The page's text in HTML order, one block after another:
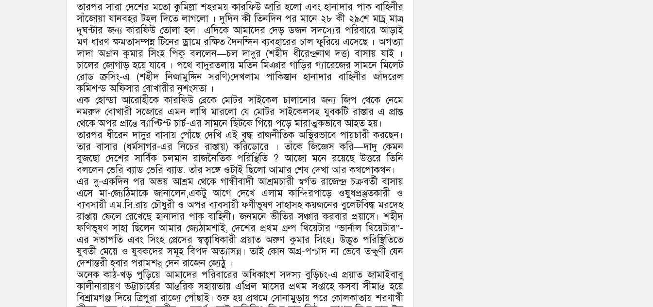
তারপর সারা দেশের মতো কুমিল্লা শহরময় কারফিউ জারি হলো এবং হানাদার পাক বাহিনীর
সাঁজোয়া যানবহর টহল দিতে লাগলো । দুদিন কী তিনদিন পর মানে ২৮ কী ২৯শে মাচ্র্ মাত্র
দুঘন্টার জন্য কারফিউ তোলা হল। এদিকে আমাদের দেড় ডজন সদস্যের পরিবারে আড়াই
মণ ধারণ ক্ষমতাসম্পন্ন টিনের ড্রামে রক্ষিত দৈনন্দিন ব্যবহারের চাল ফুরিয়ে এসেছে । অগত্যা
দাদা অম্লান কুমার সিংহ পিকু বললেন—চল দাদুর (শহীদ ধীরেন্দ্রনাথ দত্ত) বাসায় যাই ।
চালের জোগাড় হয়ে যাবে । পথে বাদুরতলায় মতিন মিঞার গাড়ির গ্যারেজের সামনে মিলেট
রোড ক্রসিং-এ (শহীদ নিজামুদ্দিন সরণি)দেখলাম পাকিস্তান হানাদার বাহিনীর জাঁদরেল
কমিশন্ড অফিসার বোখারীর নৃশংসতা ।
এক হোন্ডা আরোহীকে কারফিউ ব্রেকে মোটর সাইকেল চালানোর জন্য জিপ থেকে নেমে
নমরুদ বোখারী সজোরে এমন লাথি মারলো যে মোটর সাইকেলসহ যুবকটি রাস্তার এ প্রান্ত
থেকে অপর প্রান্তে ব্যাপ্টিস্ট চার্চ-এর সামনে ছিটকে গিয়ে পড়ে মারাত্মকভাবে আহত হয়।
তারপর ধীরেন দাদুর বাসায় পোঁছে দেখি এই বৃদ্ধ রাজনীতিক অস্থিরভাবে পায়চারী করছেন।
তার বাসার (ধর্মসাগর-এর নিচের রাস্তায়) করিডোরে । তাঁকে জিজ্ঞেস করি—দাদু কেমন
বুজছো দেশের সার্বিক চলমান রাজনৈতিক পরিস্থিতি ? আজো মনে রয়েছে উত্তরে তিনি
বললেন ভেরি ব্যাড ভেরি ব্যাড. তাঁর সঙ্গে ওটাই ছিলো আমার শেষ দেখা আর কথপোকথন।
এর দু-একদিন পর অভয় আশ্রম থেকে গান্ধীবাদী আশ্রমচারী স্বর্গত রাজেন্দ্র চক্রবর্তী বাসায়
এসে মা-জ্যেঠিমাকে জানালেন,একটু আগে দেখে এলাম কান্দিরপাড়ে ওষুধপ্রস্তুতকারী ও
ব্যবসায়ী এম.সি.রায় চৌধুরী ও অপর ব্যবসায়ী ফণীভূষণ সাহাসহ কয়জনের বুলেটবিদ্ধ মরদেহ
রাস্তায় ফেলে রেখেছে হানাদার পাক বাহিনী। জনমনে ভীতির সঞ্চার করবার প্রয়াসে। শহীদ
ফণিভূষণ সাহা ছিলেন আমার জ্যেঠামশাই, দেশের প্রথম গ্রুপ থিয়েটার “ভার্নাল থিয়েটার”-
এর সভাপতি এবং সিংহ প্রেসের স্বত্বাধিকারী প্রয়াত অরুণ কুমার সিংহ। উদ্ভূত পরিস্থিতিতে
যুবতী মেয়ে ও যুবকদের সমূহ বিপদ অত্যাসন্ন। তাই কোন অগ্র-পশ্চাদ না ভেবে তক্ষুণী যেন
দেশান্তরী হবার পরামশর্ দেন রাজেন জ্যেঠু ।
অনেক কাঠ-খড় পুড়িয়ে আমাদের পরিবারের অধিকাংশ সদস্য বুড়িচং-এ প্রয়াত জামাইবাবু
কালীনারায়ণ ভট্টাচার্যের আন্তরিক সহায়তায় এপ্রিল মাসের প্রথম সপ্তাহে কসবা সীমান্ত হয়ে
বিশ্রামগঞ্জ দিয়ে ত্রিপুরা রাজ্যে পোঁছাই। শুরু হয় প্রথমে সোনামুড়ায় পরে কোলকাতায় শরণার্থী